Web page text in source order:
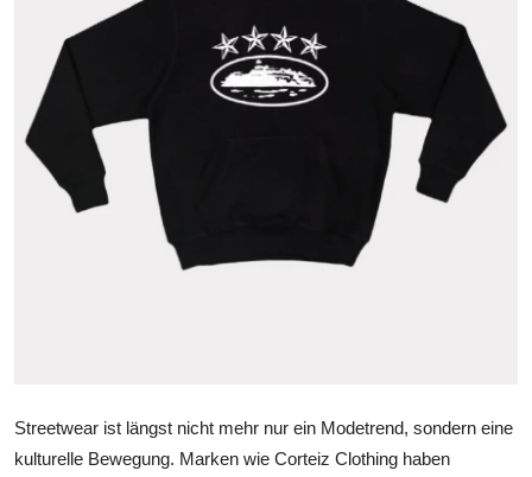
Business
Finance
Tech
Real Estate
Support Number
Streetwear ist längst nicht mehr nur ein Modetrend, sondern eine
kulturelle Bewegung. Marken wie Corteiz Clothing haben